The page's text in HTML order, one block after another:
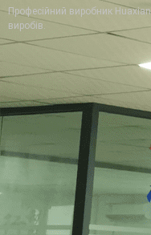
Професійний виробник
виробів.